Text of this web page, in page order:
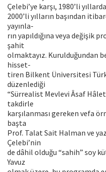
Çelebi’ye karşı, 1980’li
2000’li yılların başından
yayınla-
rın yapıldığına veya değişik
şahit
olmaktayız. Kurulduğundan
hisset-
tiren Bilkent Üniversitesi
düzenlediği
“Sürrealist Mevlevi Âsaf
takdirle
karşılanması gereken vefa
başta
Prof. Talat Sait Halman ve
Çelebi’nin
de dâhil olduğu “sahih” soy
Yavuz